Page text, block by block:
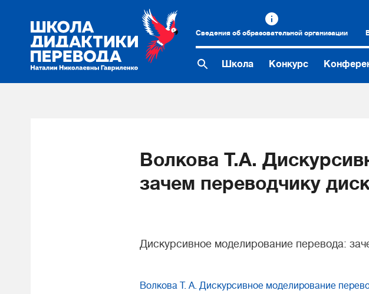
Сведения об образовательной организации
Школа Конкурс
Волкова Т.А.
зачем переводчику
Дискурсивное моделирование перевода:
Волкова Т. А. Дискурсивное моделирование